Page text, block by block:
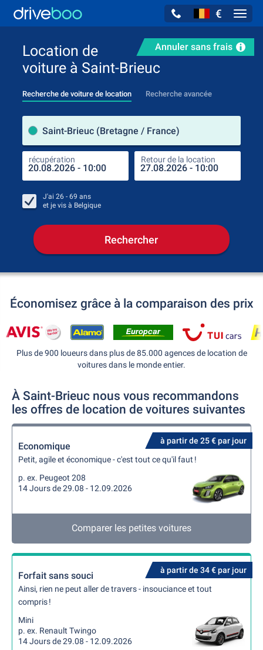
€
Annuler sans frais
Location de
voiture à Saint-Brieuc
Recherche de voiture de location Recherche avancée
Saint-Brieuc (Bretagne / France)
récupération Retour de la location
J'ai 26 - 69 ans
et je vis à Belgique
Rechercher
Économisez grâce à la comparaison des prix
Plus de 900 loueurs dans plus de 85.000 agences de location de
voitures dans le monde entier.
À Saint-Brieuc nous vous recommandons
les offres de location de voitures suivantes
à partir de 25 € par jour
Economique
Petit, agile et économique - c'est tout ce qu'il faut !
p. ex. Peugeot 208
14 Jours de 29.08 - 12.09.2026
Comparer les petites voitures
à partir de 34 € par jour
Forfait sans souci
Ainsi, rien ne peut aller de travers - insouciance et tout
compris !
Mini
p. ex. Renault Twingo
14 Jours de 29.08 - 12.09.2026